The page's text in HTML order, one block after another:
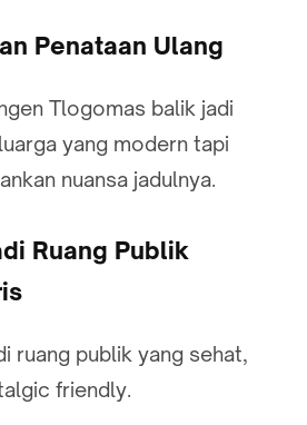
Penataan Ulang
Tlogomas balik jadi
yang modern tapi
nuansa jadulnya.
Ruang Publik
ruang publik yang sehat,
friendly.